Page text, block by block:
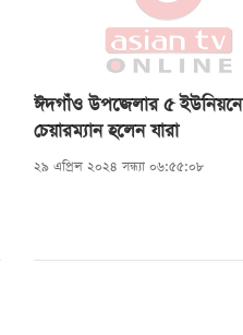
ঈদগাঁও উপজেলার ৫ ইউনিয়নে
চেয়ারম্যান হলেন যারা
২৯ এপ্রিল ২০২৪ সন্ধ্যা ০৬:৫৫:০৮